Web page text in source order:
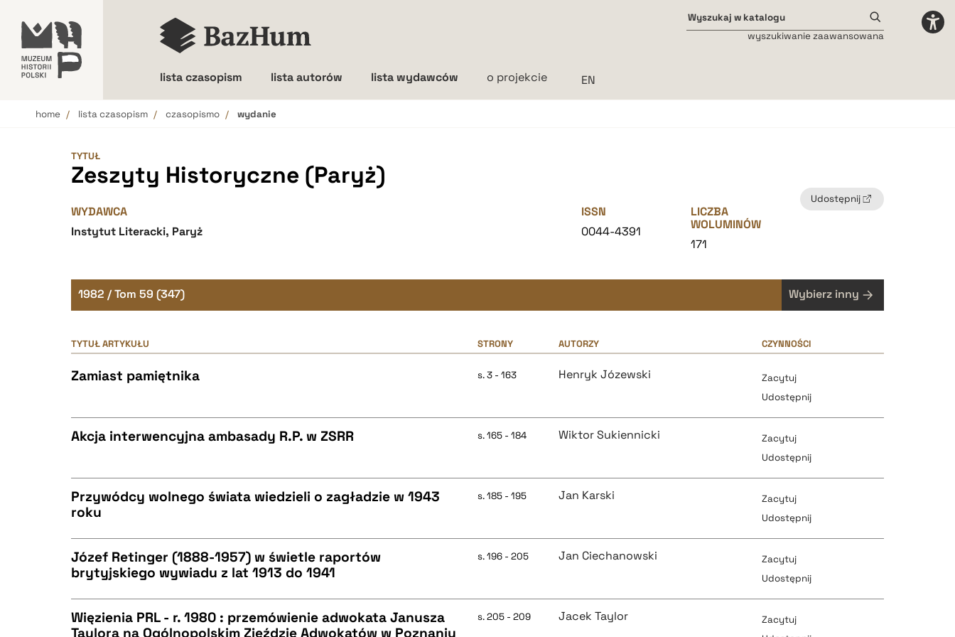
lista czasopism lista autorów lista wydawców o projekcie
wyszukiwanie zaawansowana
home lista czasopism czasopismo wydanie
TYTUŁ
Zeszyty Historyczne (Paryż)
Udostępnij
WYDAWCA
Instytut Literacki, Paryż
ISSN
0044-4391
LICZBA
WOLUMINÓW
171
1982 / Tom 59 (347) Wybierz inny
TYTUŁ ARTYKUŁU STRONY AUTORZY CZYNNOŚCI
Zamiast pamiętnika s. 3 - 163 Henryk Józewski
Zacytuj
Udostępnij
pobierz cytat
BIBTEX
pobierz cytat
Akcja interwencyjna ambasady R.P. w ZSRR s. 165 - 184 Wiktor Sukiennicki
Zacytuj
Udostępnij
pobierz cytat
BIBTEX
Przywódcy wolnego świata wiedzieli o zagładzie w 1943
roku
s. 185 - 195 Jan Karski
Zacytuj
Udostępnij
pobierz cytat
Józef Retinger (1888-1957) w świetle raportów
brytyjskiego wywiadu z lat 1913 do 1941
s. 196 - 205 Jan Ciechanowski
Zacytuj
Udostępnij
Więzienia PRL - r. 1980 : przemówienie adwokata Janusza
Taylora na Ogólnopolskim Zjeździe Adwokatów w Poznaniu
s. 205 - 209 Jacek Taylor
Zacytuj